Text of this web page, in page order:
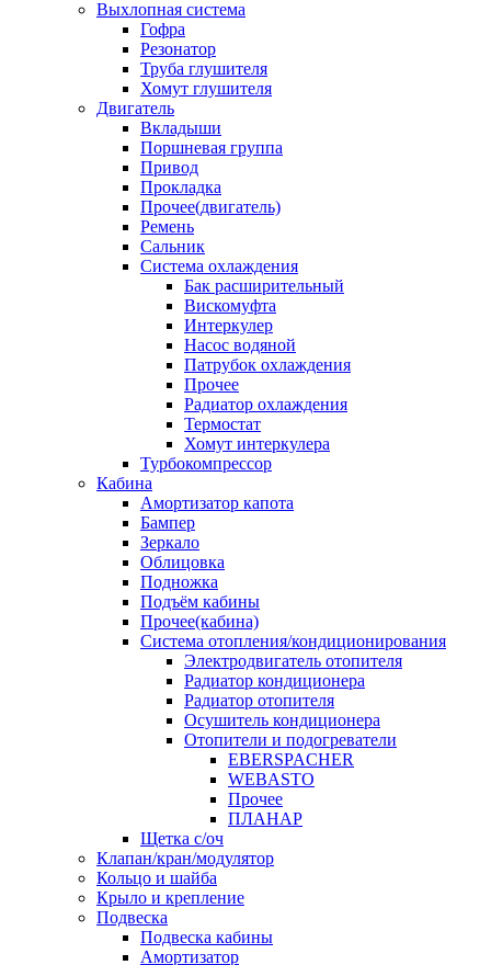
Выхлопная система
Гофра
Резонатор
Труба глушителя
Хомут глушителя
Двигатель
Вкладыши
Поршневая группа
Привод
Прокладка
Прочее(двигатель)
Ремень
Сальник
Система охлаждения
Бак расширительный
Вискомуфта
Интеркулер
Насос водяной
Патрубок охлаждения
Прочее
Радиатор охлаждения
Термостат
Хомут интеркулера
Турбокомпрессор
Кабина
Амортизатор капота
Бампер
Зеркало
Облицовка
Подножка
Подъём кабины
Прочее(кабина)
Система отопления/кондиционирования
Электродвигатель отопителя
Радиатор кондиционера
Радиатор отопителя
Осушитель кондиционера
Отопители и подогреватели
EBERSPACHER
WEBASTO
Прочее
ПЛАНАР
Щетка с/оч
Клапан/кран/модулятор
Кольцо и шайба
Крыло и крепление
Подвеска
Подвеска кабины
Амортизатор